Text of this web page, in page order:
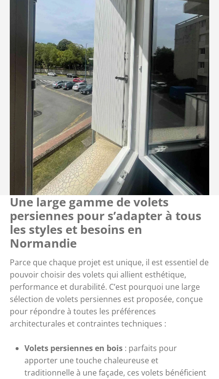
Une large gamme de volets
persiennes pour s’adapter à tous
les styles et besoins en
Normandie
Parce que chaque projet est unique, il est essentiel de
pouvoir choisir des volets qui allient esthétique,
performance et durabilité. C’est pourquoi une large
sélection de volets persiennes est proposée, conçue
pour répondre à toutes les préférences
architecturales et contraintes techniques :
Volets persiennes en bois : parfaits pour
apporter une touche chaleureuse et
traditionnelle à une façade, ces volets bénéficient